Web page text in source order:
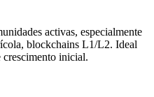
activas, especialmente
blockchains L1/L2. Ideal
crescimento inicial.